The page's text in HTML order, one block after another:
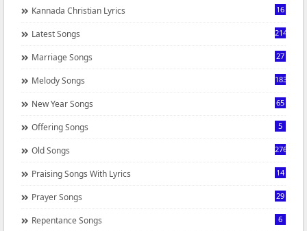
Kannada Christian Lyrics 16
Latest Songs 214
Marriage Songs 27
Melody Songs 183
New Year Songs 65
Offering Songs 5
Old Songs 276
Praising Songs With Lyrics 14
Prayer Songs 29
Repentance Songs 6